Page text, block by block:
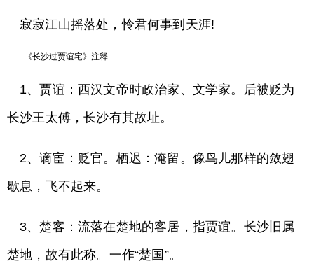
寂寂江山摇落处，怜君何事到天涯!
《长沙过贾谊宅》注释
1、贾谊：西汉文帝时政治家、文学家。后被贬为
长沙王太傅，长沙有其故址。
2、谪宦：贬官。栖迟：淹留。像鸟儿那样的敛翅
歇息，飞不起来。
3、楚客：流落在楚地的客居，指贾谊。长沙旧属
楚地，故有此称。一作“楚国”。